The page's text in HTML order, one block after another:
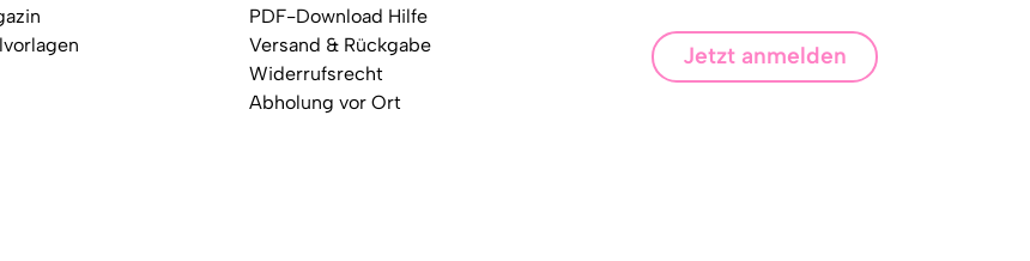
PDF-Download Hilfe
Versand & Rückgabe
Widerrufsrecht
Abholung vor Ort
Jetzt anmelden